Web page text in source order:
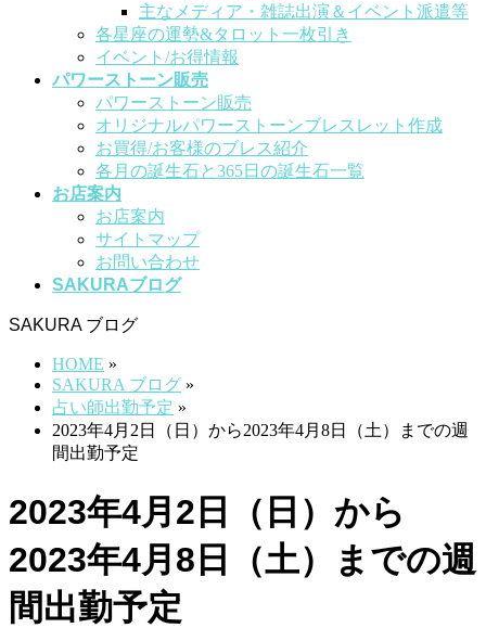
主なメディア・雑誌出演＆イベント派遣等
各星座の運勢&タロット一枚引き
イベント/お得情報
パワーストーン販売
パワーストーン販売
オリジナルパワーストーンブレスレット作成
お買得/お客様のブレス紹介
各月の誕生石と365日の誕生石一覧
お店案内
お店案内
サイトマップ
お問い合わせ
SAKURAブログ
SAKURA ブログ
HOME »
SAKURA ブログ »
占い師出勤予定 »
2023年4月2日（日）から2023年4月8日（土）までの週
間出勤予定
2023年4月2日（日）から
2023年4月8日（土）までの週
間出勤予定